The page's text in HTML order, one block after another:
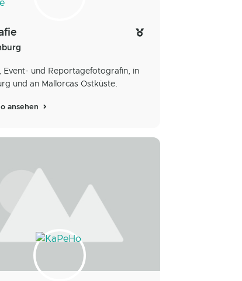
Event- und Reportagefotografin, in
und an Mallorcas Ostküste.
ansehen